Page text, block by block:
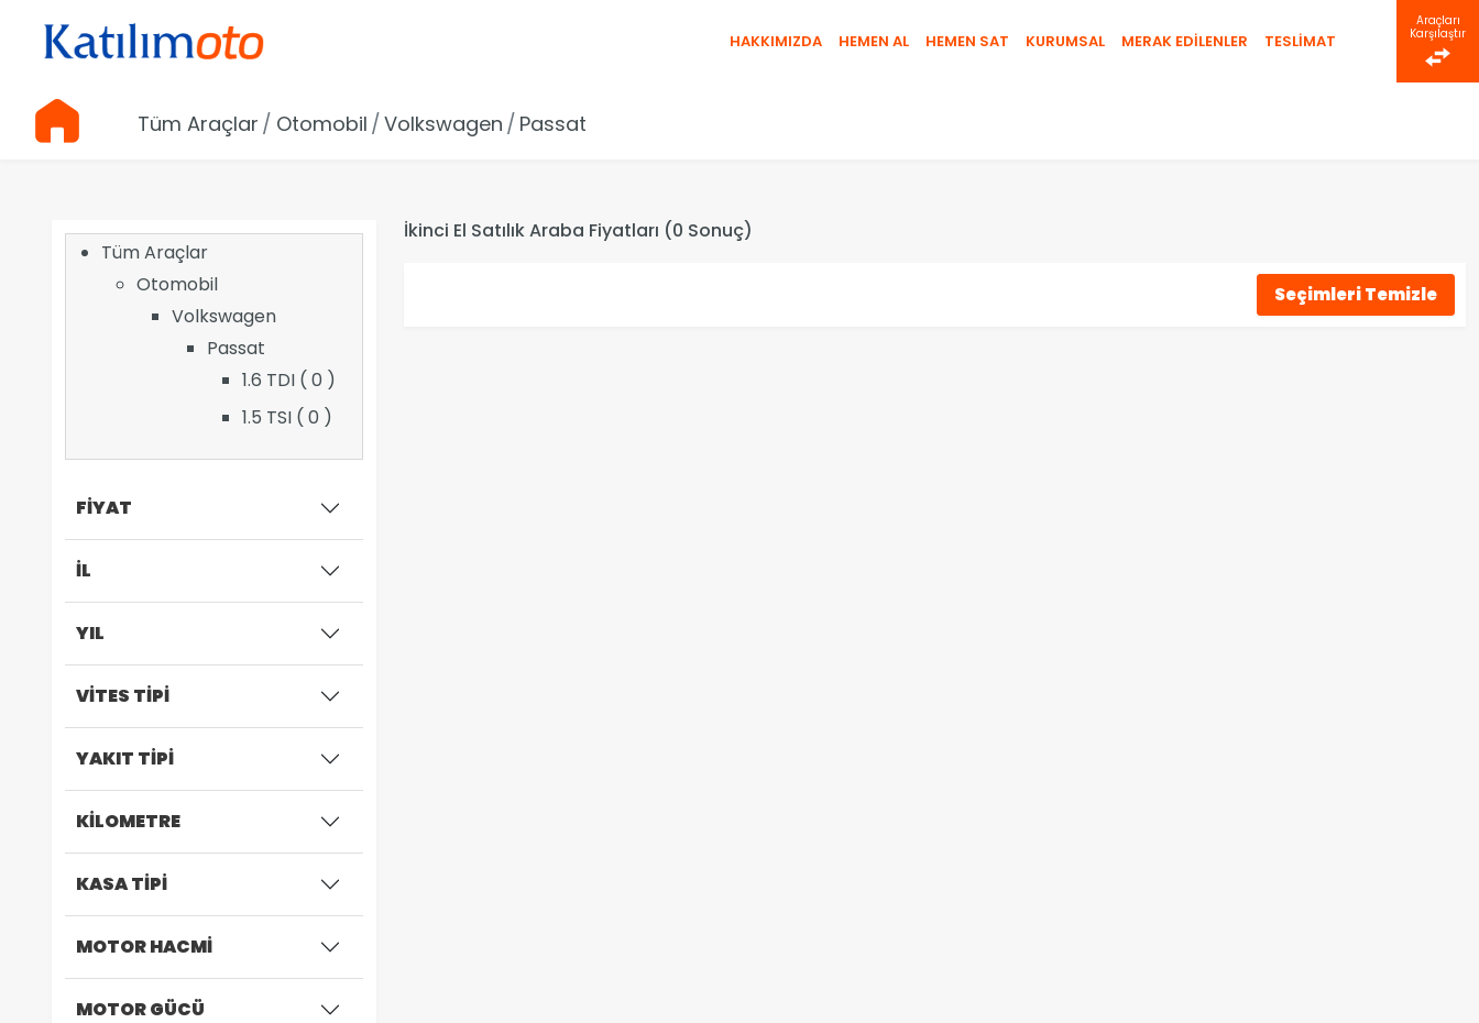
HAKKIMIZDA HEMEN AL HEMEN SAT KURUMSAL MERAK EDİLENLER TESLİMAT
Araçları
Karşılaştır
Tüm Araçlar Otomobil Volkswagen Passat
Tüm Araçlar
Otomobil
Volkswagen
Passat
1.6 TDI ( 0 )
1.5 TSI ( 0 )
FİYAT
İL
YIL
VİTES TİPİ
YAKIT TİPİ
KİLOMETRE
KASA TİPİ
MOTOR HACMİ
MOTOR GÜCÜ
İkinci El Satılık Araba Fiyatları (0 Sonuç)
Seçimleri Temizle